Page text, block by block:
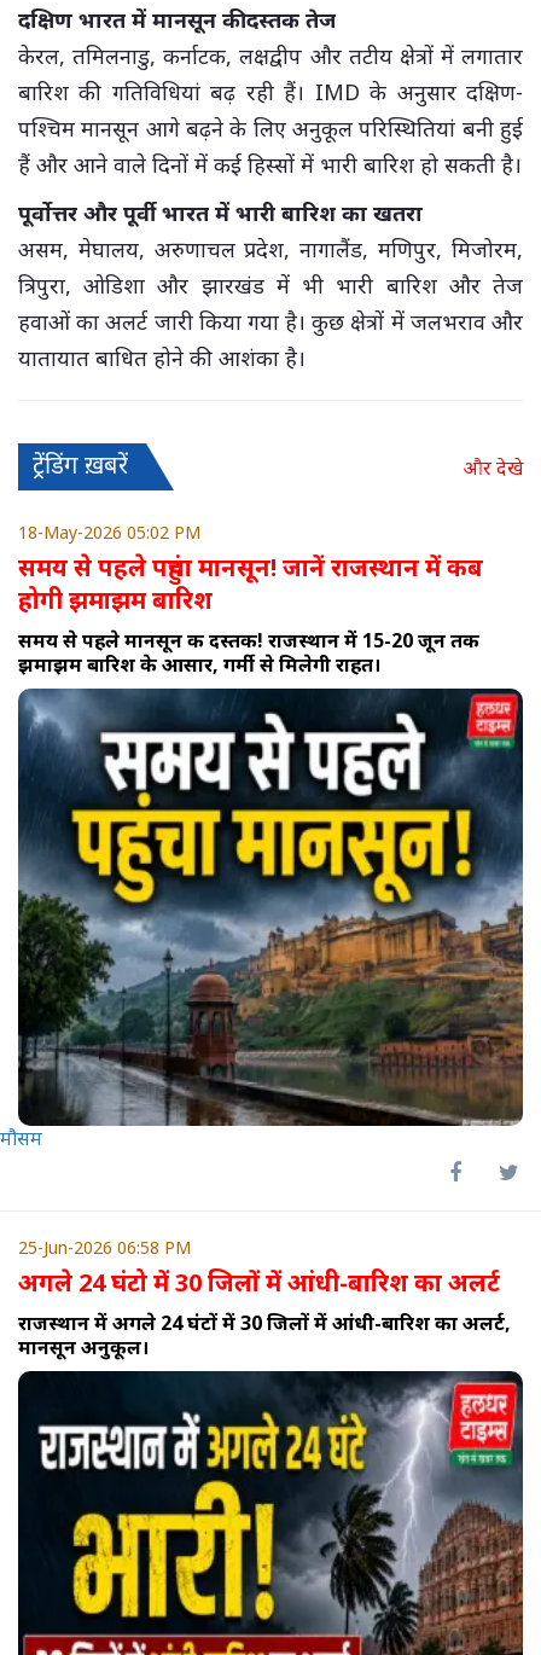
दक्षिण भारत में मानसून की दस्तक तेज
केरल, तमिलनाडु, कर्नाटक, लक्षद्वीप और तटीय क्षेत्रों में लगातार
बारिश की गतिविधियां बढ़ रही हैं। IMD के अनुसार दक्षिण-
पश्चिम मानसून आगे बढ़ने के लिए अनुकूल परिस्थितियां बनी हुई
हैं और आने वाले दिनों में कई हिस्सों में भारी बारिश हो सकती है।
पूर्वोत्तर और पूर्वी भारत में भारी बारिश का खतरा
असम, मेघालय, अरुणाचल प्रदेश, नागालैंड, मणिपुर, मिजोरम,
त्रिपुरा, ओडिशा और झारखंड में भी भारी बारिश और तेज
हवाओं का अलर्ट जारी किया गया है। कुछ क्षेत्रों में जलभराव और
यातायात बाधित होने की आशंका है।
ट्रेंडिंग ख़बरें और देखे
18-May-2026 05:02 PM
समय से पहले पहुंचा मानसून! जानें राजस्थान में कब
होगी झमाझम बारिश
समय से पहले मानसून की दस्तक! राजस्थान में 15-20 जून तक
झमाझम बारिश के आसार, गर्मी से मिलेगी राहत।
मौसम
25-Jun-2026 06:58 PM
अगले 24 घंटो में 30 जिलों में आंधी-बारिश का अलर्ट
राजस्थान में अगले 24 घंटों में 30 जिलों में आंधी-बारिश का अलर्ट,
मानसून अनुकूल।